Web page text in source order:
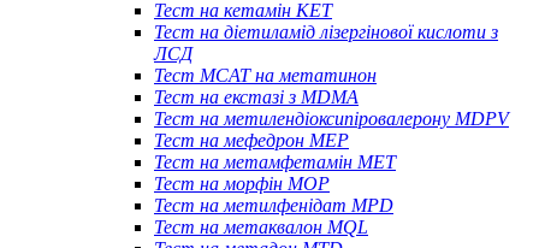
Тест на кетамін KET
Тест на діетиламід лізергінової кислоти з
ЛСД
Тест MCAT на метатинон
Тест на екстазі з MDMA
Тест на метилендіоксипіровалерону MDPV
Тест на мефедрон MEP
Тест на метамфетамін MET
Тест на морфін MOP
Тест на метилфенідат MPD
Тест на метаквалон MQL